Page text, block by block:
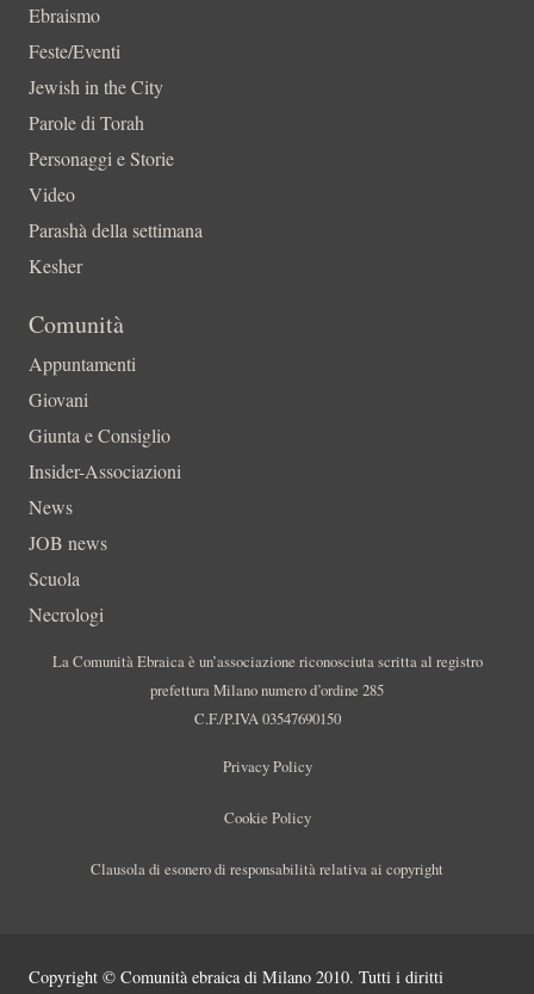
Ebraismo
Feste/Eventi
Jewish in the City
Parole di Torah
Personaggi e Storie
Video
Parashà della settimana
Kesher
Comunità
Appuntamenti
Giovani
Giunta e Consiglio
Insider-Associazioni
News
JOB news
Scuola
Necrologi
La Comunità Ebraica è un’associazione riconosciuta scritta al registro
prefettura Milano numero d’ordine 285
C.F./P.IVA 03547690150
Privacy Policy
Cookie Policy
Clausola di esonero di responsabilità relativa ai copyright
Copyright © Comunità ebraica di Milano 2010. Tutti i diritti